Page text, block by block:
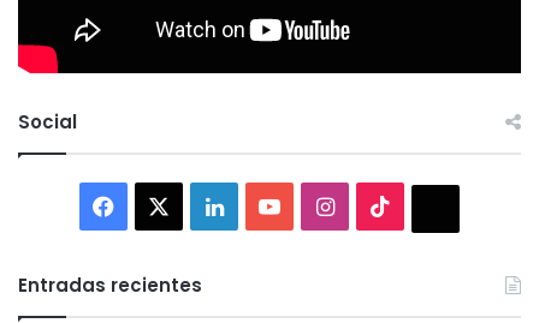
Social
Facebook LinkedInYouTubeInstagram
Entradas recientes